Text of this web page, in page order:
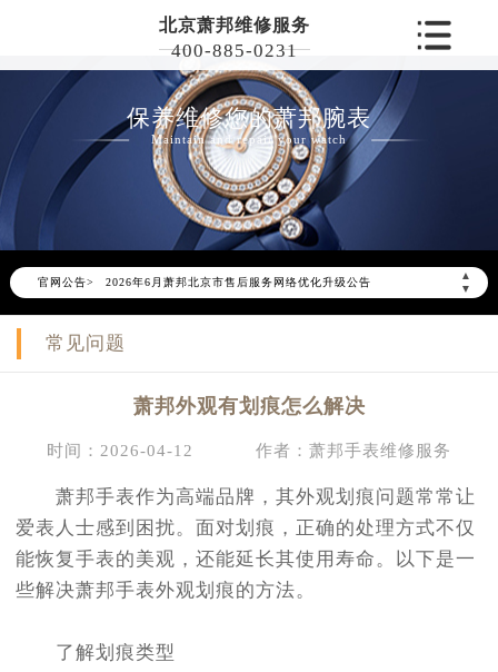
北京萧邦维修服务
400-885-0231
保养维修您的萧邦腕表
Maintain and repair your watch
官网公告>
▲
▼
2026年6月萧邦北京市售后服务网络优化升级公告
2026年6月北京市萧邦官方售后客户服务热线：400-885-0231
2026年6月萧邦售后服务中心最新网点地址：
节假日正常营业！
常见问题
萧邦外观有划痕怎么解决
时间：2026-04-12 作者：萧邦手表维修服务
萧邦手表作为高端品牌，其外观划痕问题常常让
爱表人士感到困扰。面对划痕，正确的处理方式不仅
能恢复手表的美观，还能延长其使用寿命。以下是一
些解决萧邦手表外观划痕的方法。
了解划痕类型